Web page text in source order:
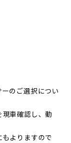
ーのご選択につい
車確認し、動
よりますので